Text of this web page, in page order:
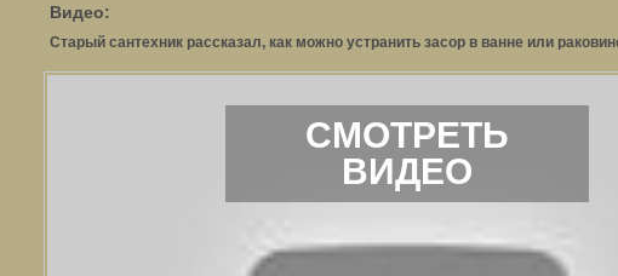
Видео:
Старый сантехник рассказал, как можно устранить засор в ванне или
СМОТРЕТЬ
ВИДЕО